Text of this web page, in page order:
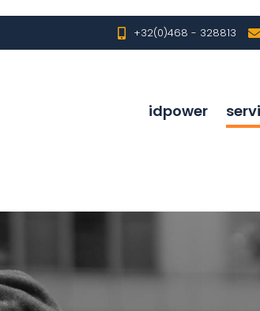
+32(0)468 - 328813
idpower